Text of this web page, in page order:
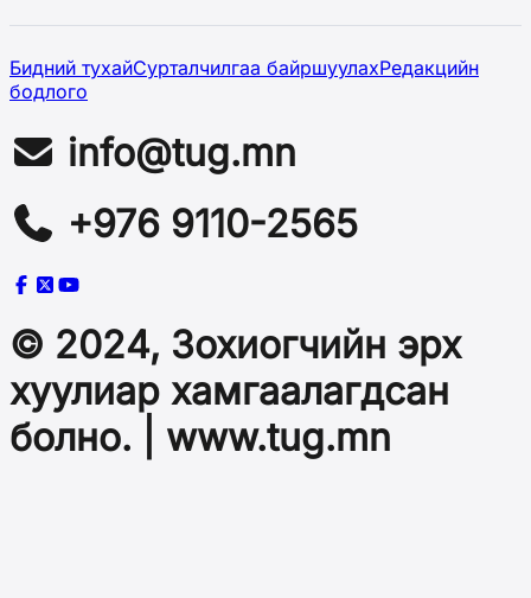
Бидний тухайСурталчилгаа байршуулахРедакцийн
бодлого
info@tug.mn
+976 9110-2565
© 2024, Зохиогчийн эрх
хуулиар хамгаалагдсан
болно. | www.tug.mn